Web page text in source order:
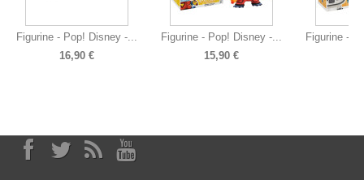
Figurine - Pop! Disney -...
16,90 €
Figurine - Pop! Disney -...
15,90 €
Figurine -